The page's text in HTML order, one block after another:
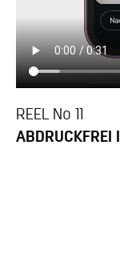
REEL No 11
ABDRUCKFREI